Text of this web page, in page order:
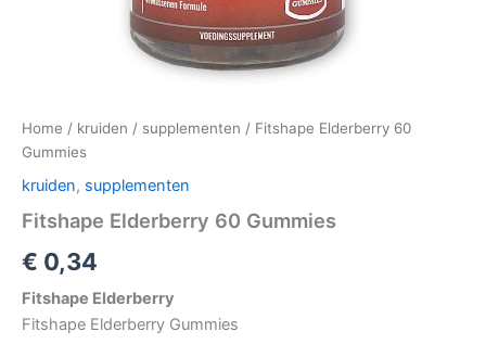
Home / kruiden / supplementen / Fitshape Elderberry 60
Gummies
kruiden, supplementen
Fitshape Elderberry 60 Gummies
€ 0,34
Fitshape Elderberry
Fitshape Elderberry Gummies